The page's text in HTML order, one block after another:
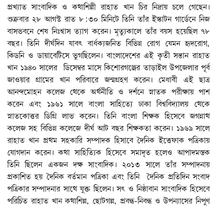
প্রখ্যাত সাংবাদিক ও কথাশিল্পী রাহাত খান চির নিদ্রায় চলে গেছেন।
শুক্রবার ২৮ আগস্ট রাত ৮:৩০ মিনিটে তিনি তাঁর ইস্কাটন গার্ডেনে নিজ
বাসভবনে শেষ নিঃশ্বাস ত্যাগ করেন। মৃত্যুকালে তাঁর বয়স হয়েছিল ৭৮
বছর। তিনি দীর্ঘদিন যাবৎ বার্ধক্যজনিত বিভিন্ন রোগ যেমন হৃদরোগ,
কিডনি ও ডায়াবেটিসে ভুগছিলেন। বাংলাদেশের এই কৃতী সন্তান রাহাত
খান ১৯৪০ সালের ডিসেম্বর মাসে কিশোরগঞ্জের তাড়াইল উপজেলার পূর্ব
জাওয়ার গ্রামের খান পরিবারে জন্মগ্রহণ করেন। মেধাবী এই ছাত্র
আনন্দমোহন কলেজ থেকে অর্থনীতি ও দর্শনে স্নাতক পরীক্ষায় পাশ
করেন এবং ১৯৬১ সালে বাংলা সাহিত্যে ঢাকা বিশ্ববিদ্যালয় থেকে
স্নাতকোত্তর ডিগ্রি লাভ করেন। তিনি বাংলা শিক্ষক হিসেবে জগন্নাথ
কলেজ সহ বিভিন্ন কলেজে দীর্ঘ আট বছর শিক্ষকতা করেন। ১৯৬৯ সালে
রাহাত খান প্রথম সহকারি সম্পাদক হিসাবে দৈনিক ইত্তেফাক পত্রিকায়
যোগদান করেন। কথা সাহিত্যিক হিসেবে সমাদৃত হলেও আপাদমস্তক
তিনি ছিলেন একজন দক্ষ সাংবাদিক। ২০১৩ সালে তাঁর সম্পাদনায়
প্রকাশিত হয় দৈনিক বর্তমান পত্রিকা এবং তিনি দৈনিক প্রতিদিন সংবাদ
পত্রিকার সম্পাদনার সাথে যুক্ত ছিলেন। সৎ ও নিষ্ঠাবান সাংবাদিক হিসেবে
পরিচিত রাহাত খান কথাশিল্প, ছোটগল্প, প্রবন্ধ-নিবন্ধ ও উপন্যাসের নিপুণ